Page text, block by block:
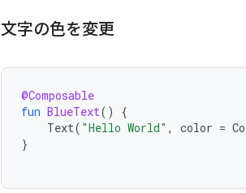
文字の色を変更
@Composable
fun BlueText()
{
Text( "Hello World" , color =
}